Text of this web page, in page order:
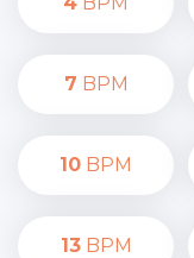
7 BPM
10 BPM
13BPM